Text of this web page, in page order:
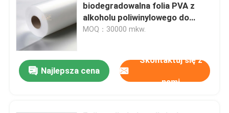
biodegradowalna folia PVA z
alkoholu poliwinylowego do
kapsułek i opakowań
MOQ：30000 mkw.
Najlepsza cena
Skontaktuj się z
nami